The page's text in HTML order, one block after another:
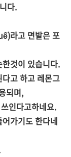
다.
라고 면발은 포
것이 있습니다.
고 하고 레몬그
되며,
인다고하네요.
가기도 한다네